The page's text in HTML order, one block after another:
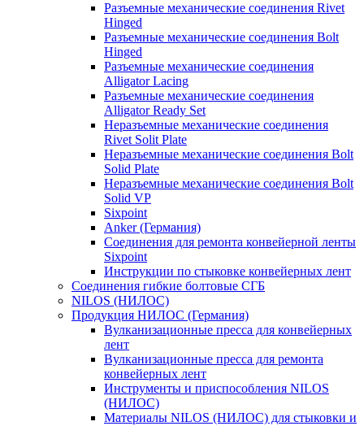
Разъемные механические соединения Rivet
Hinged
Разъемные механические соединения Bolt
Hinged
Разъемные механические соединения
Alligator Lacing
Разъемные механические соединения
Alligator Ready Set
Неразъемные механические соединения
Rivet Solit Plate
Неразъемные механические соединения Bolt
Solid Plate
Неразъемные механические соединения Bolt
Solid VP
Sixpoint
Anker (Германия)
Соединения для ремонта конвейерной ленты
Sixpoint
Инструкции по стыковке конвейерных лент
Соединения гибкие болтовые СГБ
NILOS (НИЛОС)
Продукция НИЛОС (Германия)
Вулканизационные пресса для конвейерных
лент
Вулканизационные пресса для ремонта
конвейерных лент
Инструменты и приспособления NILOS
(НИЛОС)
Материалы NILOS (НИЛОС) для стыковки и